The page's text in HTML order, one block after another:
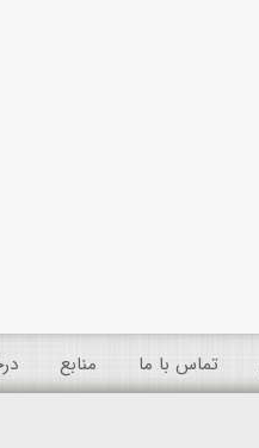
تماس با ما منابع